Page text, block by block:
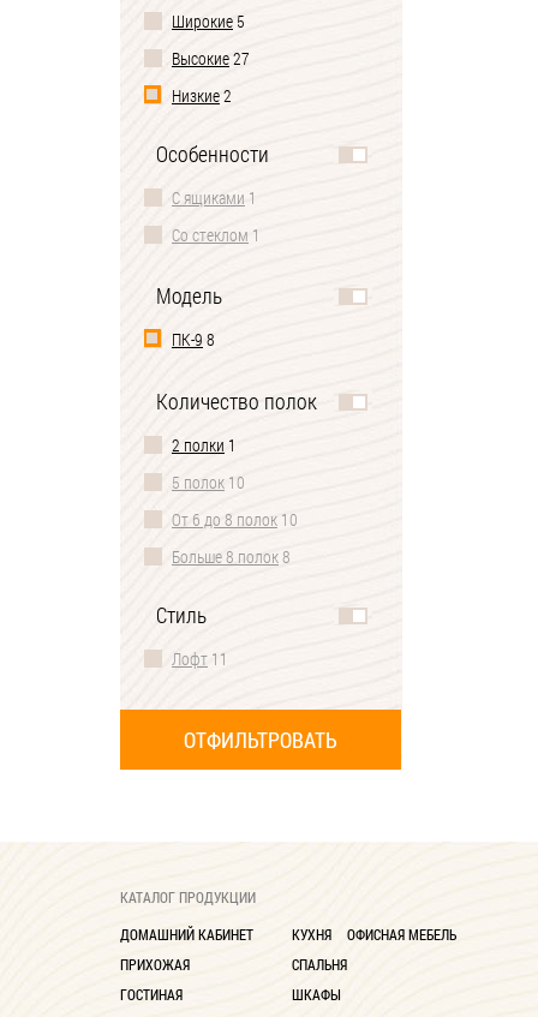
Широкие 5
Высокие27
Низкие2
Особенности
С ящиками 1
Со стеклом 1
Модель
ПК-9 8
Количество полок
2 полки 1
5 полок 10
От 6 до 8 полок 10
Больше 8 полок8
Стиль
Лофт 11
КАТАЛОГ ПРОДУКЦИИ
ДОМАШНИЙ КАБИНЕТ
ПРИХОЖАЯ
ГОСТИНАЯ
КУХНЯ
СПАЛЬНЯ
ШКАФЫ
ОФИСНАЯ МЕБЕЛЬ